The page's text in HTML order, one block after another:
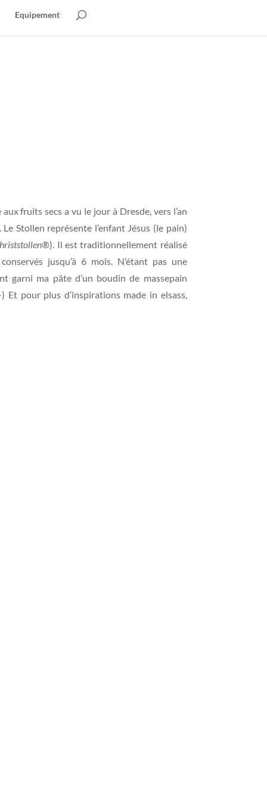
Equipement
fruits secs a vu le jour à Dresde, vers l’an
Stollen représente l’enfant Jésus (le pain)
). Il est traditionnellement réalisé
jusqu’à 6 mois. N’étant pas une
garni ma pâte d’un boudin de massepain
Et pour plus d’inspirations made in elsass,